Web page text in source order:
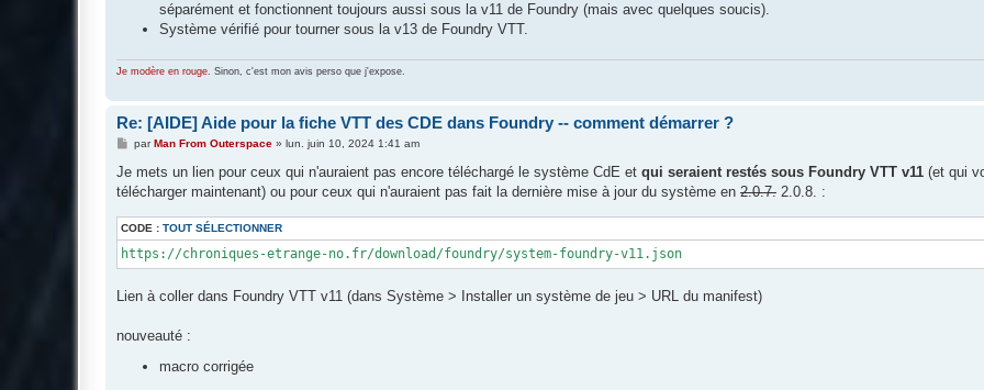
séparément et fonctionnent toujours aussi sous la v11 de Foundry (mais avec quelques soucis).
Système vérifié pour tourner sous la v13 de Foundry VTT.
Je modère en rouge. Sinon, c'est mon avis perso que j'expose.
Re: [AIDE] Aide pour la fiche VTT des CDE dans Foundry -- comment démarrer ?
M
s
a
e
par Man From Outerspace» lun. juin 10, 2024 1:41 am
Je mets un lien pour ceux qui n'auraient pas encore téléchargé le système CdE et qui seraient restés sous Foundry VTT v11 (et qui
télécharger maintenant) ou pour ceux qui n'auraient pas fait la dernière mise à jour du système en 2.0.7. 2.0.8. :
CODE : TOUT SÉLECTIONNER
https://chroniques-etrange-no.fr/download/foundry/system-foundry-v11.json
Lien à coller dans Foundry VTT v11 (dans Système > Installer un système de jeu > URL du manifest)
nouveauté :
macro corrigée